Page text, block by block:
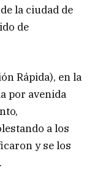
la ciudad de
de
Rápida), en la
por avenida
a los
y se los